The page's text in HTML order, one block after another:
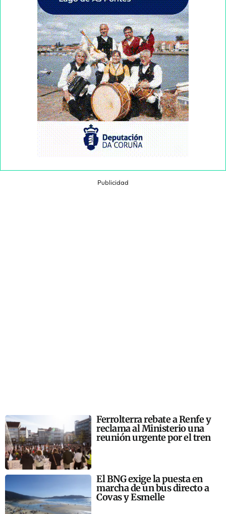
Publicidad
Ferrolterra rebate a Renfe y
reclama al Ministerio una
reunión urgente por el tren
El BNG exige la puesta en
marcha de un bus directo a
Covas y Esmelle